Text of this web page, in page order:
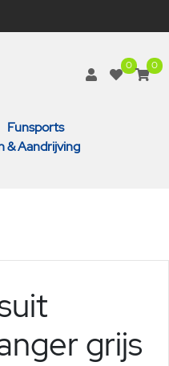
0 0
Funsports
& Aandrijving
grijs